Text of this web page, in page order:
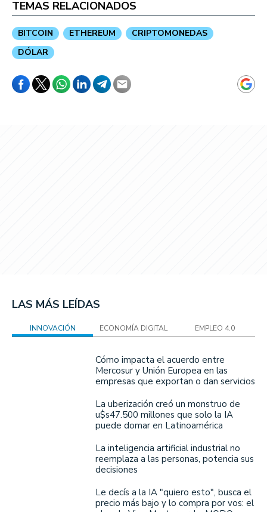
TEMAS RELACIONADOS
BITCOIN ETHEREUM
CRIPTOMONEDAS
DÓLAR
LAS MÁS LEÍDAS
INNOVACIÓN ECONOMÍA DIGITAL EMPLEO 4.0
Cómo impacta el acuerdo entre
Mercosur y Unión Europea en las
empresas que exportan o dan servicios
La uberización creó un monstruo de
u$s47.500 millones que solo la IA
puede domar en Latinoamérica
La inteligencia artificial industrial no
reemplaza a las personas, potencia sus
decisiones
Le decís a la IA "quiero esto", busca el
precio más bajo y lo compra por vos: el